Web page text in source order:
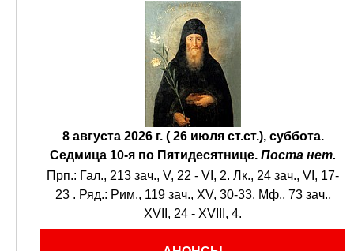
8 августа 2026 г. ( 26 июля ст.ст.), суббота.
Седмица 10-я по Пятидесятнице. Поста нет.
Прп.: Гал., 213 зач., V, 22 - VI, 2. Лк., 24 зач., VI, 17-
23 . Ряд.: Рим., 119 зач., XV, 30-33. Мф., 73 зач.,
XVII, 24 - XVIII, 4.